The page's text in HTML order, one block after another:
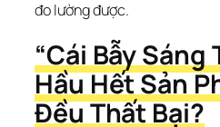
đo lường được.
“Cái Bẫy Sáng
Hầu Hết Sản
Đều Thất Bại?